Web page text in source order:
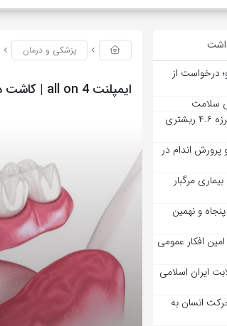
درخواست از
سلامت
مدیرعامل هلال احمر کرمان: زمین لرزه ۴.۶ ریشتری
اندام در
مرگبار
و نهمین
افکار عمومی
ایران اسلامی
انسان به
پزشکی و درمان
ایمپلنت all on 4 | کاشت دندان برای هر فک بر پایه 4 پیچ